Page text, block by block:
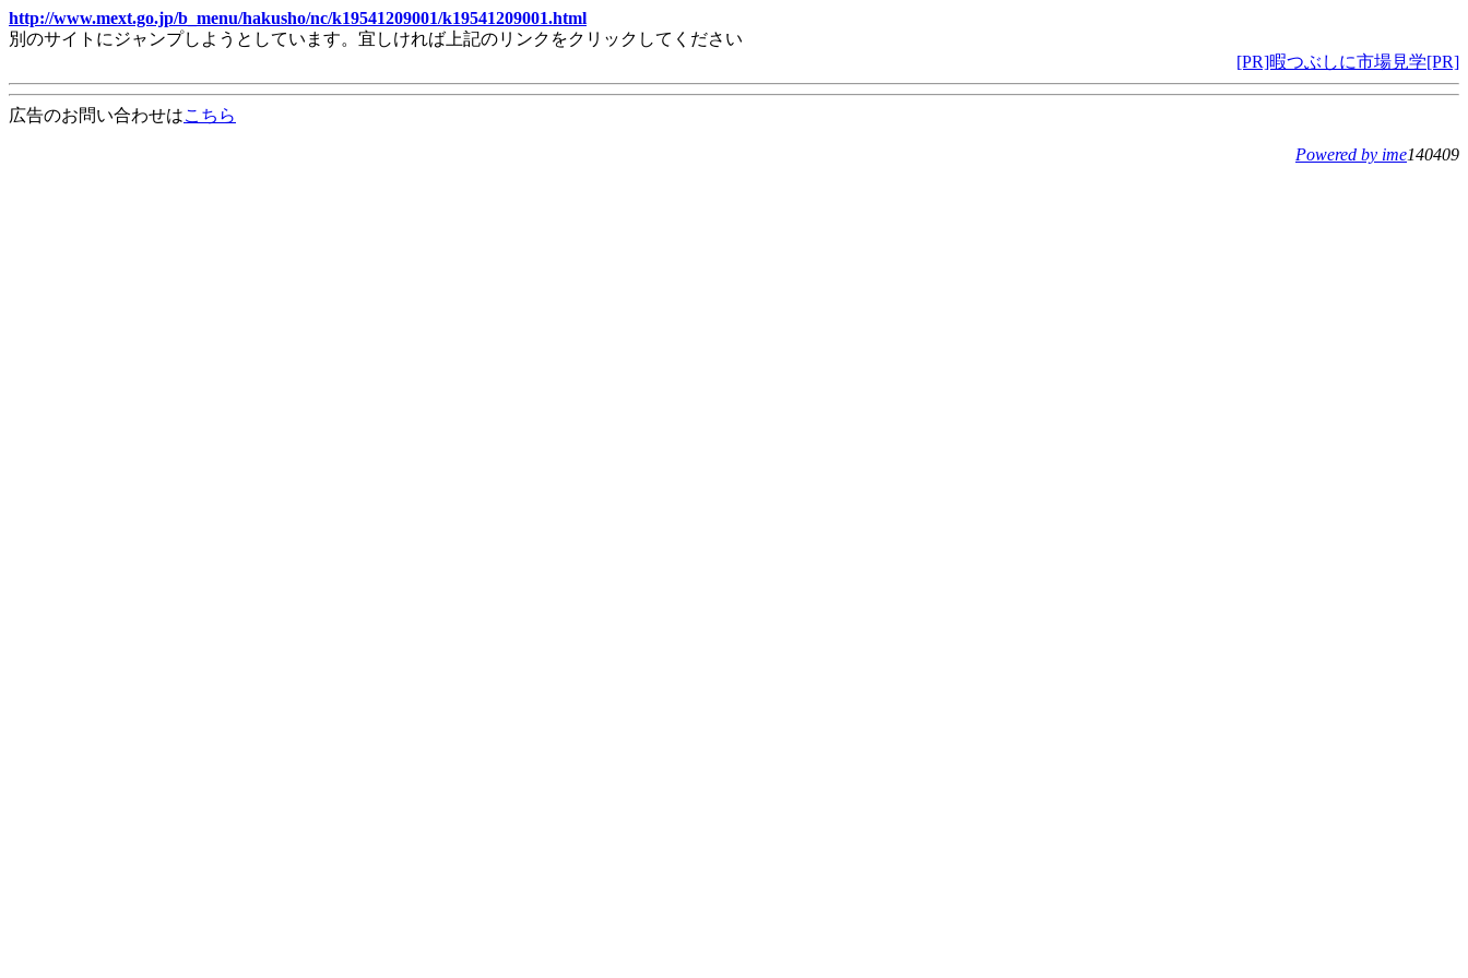
http://www.mext.go.jp/b_menu/hakusho/nc/k19541209001/k19541209001.html
別のサイトにジャンプしようとしています。宜しければ上記のリンクをクリックしてください
[PR]暇つぶしに市場見学[PR]
広告のお問い合わせはこちら
Powered by ime140409